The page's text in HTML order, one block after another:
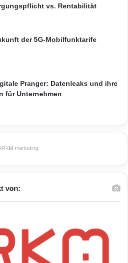
vs. Rentabilität
der 5G-Mobilfunktarife
Pranger: Datenleaks und ihre
für Unternehmen
von: